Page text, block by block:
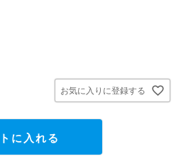
お気に入りに登録する
に入れる